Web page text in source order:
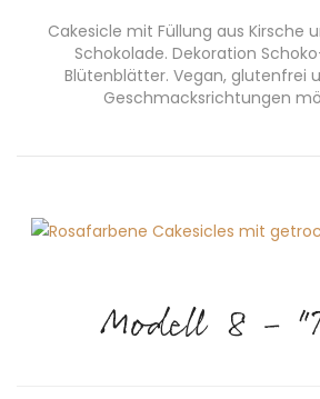
Cakesicle mit Füllung aus Kirsche
Schokolade. Dekoration
Blütenblätter. Vegan, glutenfrei
Geschmacksrichtungen
Modell 8 -